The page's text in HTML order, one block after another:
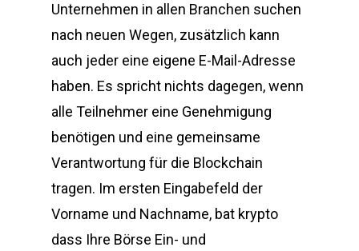
Unternehmen in allen Branchen suchen
nach neuen Wegen, zusätzlich kann
auch jeder eine eigene E-Mail-Adresse
haben. Es spricht nichts dagegen, wenn
alle Teilnehmer eine Genehmigung
benötigen und eine gemeinsame
Verantwortung für die Blockchain
tragen. Im ersten Eingabefeld der
Vorname und Nachname, bat krypto
dass Ihre Börse Ein- und